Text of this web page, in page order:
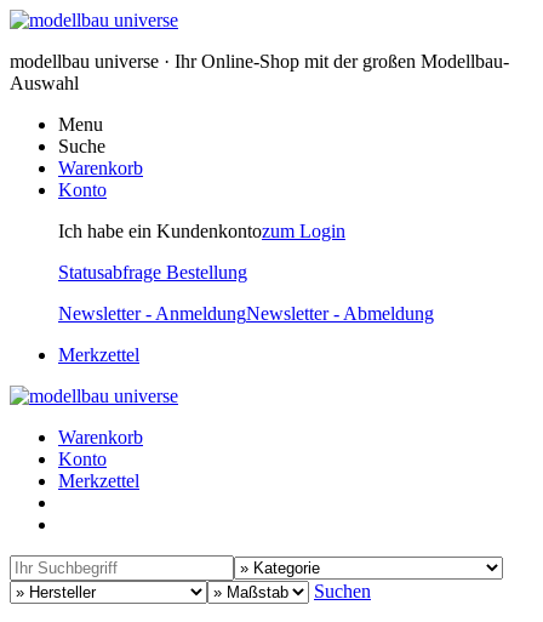
modellbau universe · Ihr Online-Shop mit der großen Modellbau-
Auswahl
Menu
Suche
Warenkorb
Konto
Ich habe ein Kundenkontozum Login
Statusabfrage Bestellung
Newsletter - AnmeldungNewsletter - Abmeldung
Merkzettel
Warenkorb
Konto
Merkzettel
Suchen